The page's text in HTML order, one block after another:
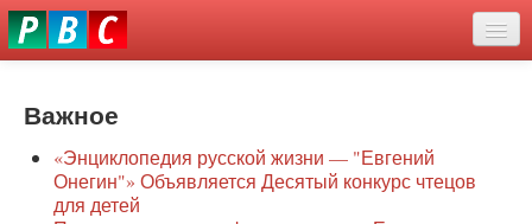
Перейти
к
О нас
Защита семей
Важное
«Энциклопедия русской жизни — "Евгений
Онегин"» Объявляется Десятый конкурс чтецов
для детей